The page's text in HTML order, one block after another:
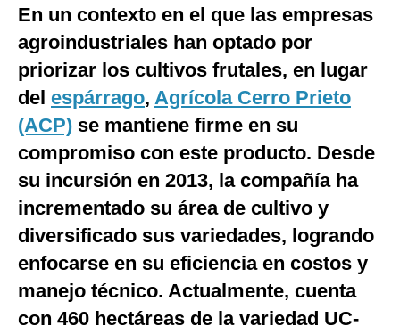
México
España
Tecnología
Club del Suscriptor
G de Gestión
Notas Contratadas
Podcast
En un contexto en el que las empresas
agroindustriales han optado por
priorizar los cultivos frutales, en lugar
del espárrago, Agrícola Cerro Prieto
(ACP) se mantiene firme en su
compromiso con este producto. Desde
su incursión en 2013, la compañía ha
incrementado su área de cultivo y
diversificado sus variedades, logrando
enfocarse en su eficiencia en costos y
manejo técnico. Actualmente, cuenta
con 460 hectáreas de la variedad UC-